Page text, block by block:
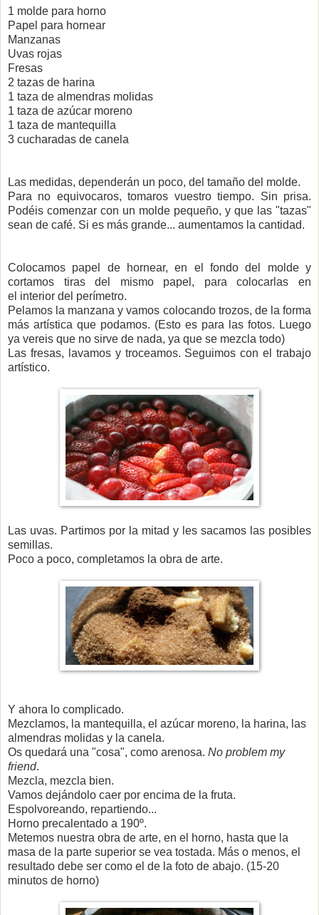
1 molde para horno
Papel para hornear
Manzanas
Uvas rojas
Fresas
2 tazas de harina
1 taza de almendras molidas
1 taza de azúcar moreno
1 taza de mantequilla
3 cucharadas de canela
Las medidas, dependerán un poco, del tamaño del molde.
Para no equivocaros, tomaros vuestro tiempo. Sin prisa.
Podéis comenzar con un molde pequeño, y que las "tazas"
sean de café. Si es más grande... aumentamos la cantidad.
Colocamos papel de hornear, en el fondo del molde y
cortamos tiras del mismo papel, para colocarlas en
el interior del perímetro.
Pelamos la manzana y vamos colocando trozos, de la forma
más artística que podamos. (Esto es para las fotos. Luego
ya vereis que no sirve de nada, ya que se mezcla todo)
Las fresas, lavamos y troceamos. Seguimos con el trabajo
artístico.
Las uvas. Partimos por la mitad y les sacamos las posibles
semillas.
Poco a poco, completamos la obra de arte.
Y ahora lo complicado.
Mezclamos, la mantequilla, el azúcar moreno, la harina, las
almendras molidas y la canela.
Os quedará una "cosa", como arenosa. No problem my
friend.
Mezcla, mezcla bien.
Vamos dejándolo caer por encima de la fruta.
Espolvoreando, repartiendo...
Horno precalentado a 190º.
Metemos nuestra obra de arte, en el horno, hasta que la
masa de la parte superior se vea tostada. Más o menos, el
resultado debe ser como el de la foto de abajo. (15-20
minutos de horno)